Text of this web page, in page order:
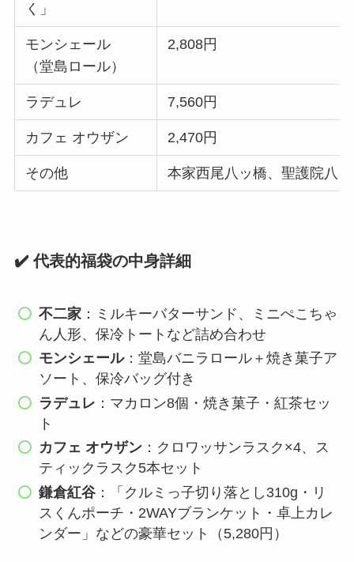
く」
モンシェール
（堂島ロール）
2,808円
ラデュレ 7,560円
カフェ オウザン 2,470円
その他 本家西尾八ッ橋、聖護院八
✔️ 代表的福袋の中身詳細
不二家 ：ミルキーバターサンド、ミニぺこちゃ
ん人形、保冷トートなど詰め合わせ
モンシェール：堂島バニラロール＋焼き菓子ア
ソート、保冷バッグ付き
ラデュレ ：マカロン8個・焼き菓子・紅茶セッ
ト
カフェ オウザン ：クロワッサンラスク×4、ス
ティックラスク5本セット
鎌倉紅谷 ：「クルミっ子切り落とし310g・リ
スくんポーチ・2WAYブランケット・卓上カレ
ンダー」などの豪華セット（5,280円）